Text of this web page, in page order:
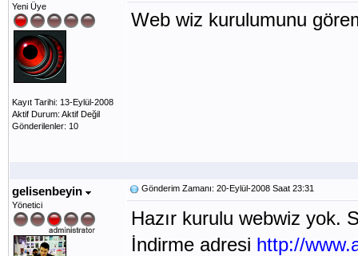
Yeni Üye
Kayıt Tarihi: 13-Eylül-2008
Aktif Durum: Aktif Değil
Gönderilenler: 10
Web wiz kurulumunu
gelisenbeyin
Yönetici
Gönderim Zamanı: 20-Eylül-2008 Saat 23:31
Hazır kurulu webwiz yok.
İndirme adresi http://